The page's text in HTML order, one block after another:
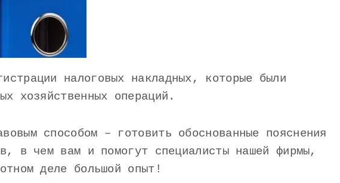
налоговых накладных, которые были
хозяйственных операций.
способом – готовить обоснованные пояснения
в чем вам и помогут специалисты нашей фирмы,
деле большой опыт!